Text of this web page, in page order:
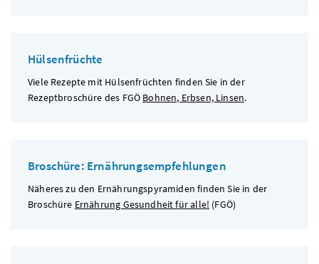
Hülsenfrüchte
Viele Rezepte mit Hülsenfrüchten finden Sie in der
Rezeptbroschüre des FGÖ Bohnen, Erbsen, Linsen.
Broschüre: Ernährungsempfehlungen
Näheres zu den Ernährungspyramiden finden Sie in der
Broschüre Ernährung Gesundheit für alle! (FGÖ)